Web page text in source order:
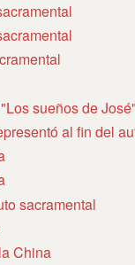
sueños de
al fin del
sacramental
China